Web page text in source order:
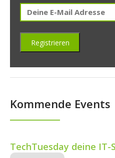
Kommende Events
TechTuesday deine IT-